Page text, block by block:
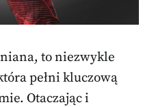
to niezwykle
pełni kluczową
Otaczając i